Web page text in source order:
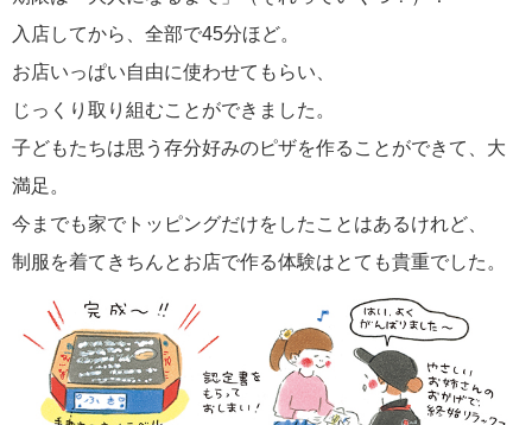
入店してから、全部で45分ほど。
お店いっぱい自由に使わせてもらい、
じっくり取り組むことができました。
子どもたちは思う存分好みのピザを作ることができて、大
満足。
今までも家でトッピングだけをしたことはあるけれど、
制服を着てきちんとお店で作る体験はとても貴重でした。